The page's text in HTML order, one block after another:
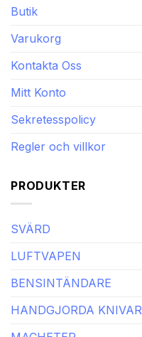
Butik
Varukorg
Kontakta Oss
Mitt Konto
Sekretesspolicy
Regler och villkor
PRODUKTER
SVÄRD
LUFTVAPEN
BENSINTÄNDARE
HANDGJORDA KNIVAR